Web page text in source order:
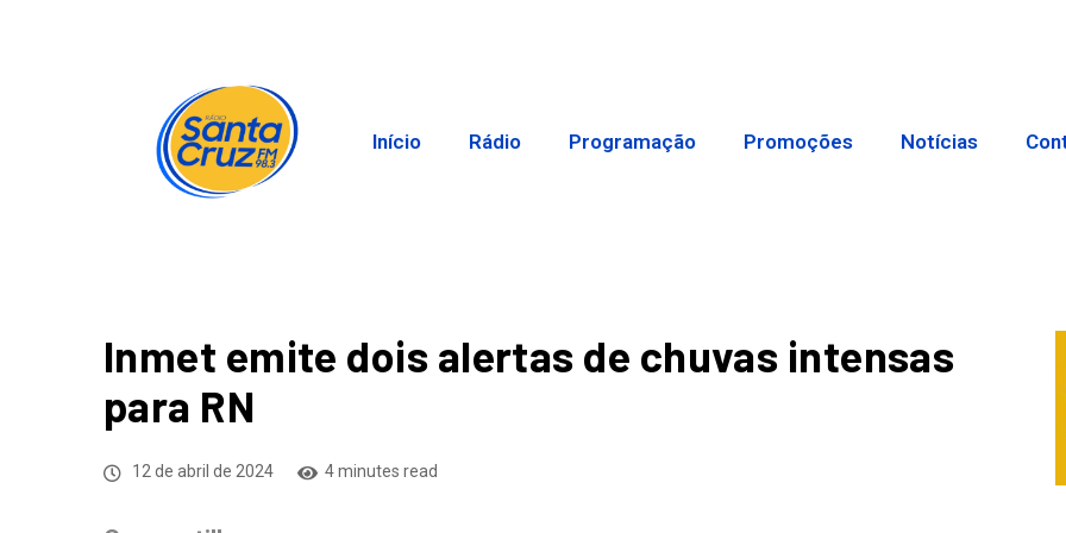
Início Rádio Programação Promoções Notícias
Inmet emite dois alertas de chuvas intensas
para RN
12 de abril de 2024 4 minutes read